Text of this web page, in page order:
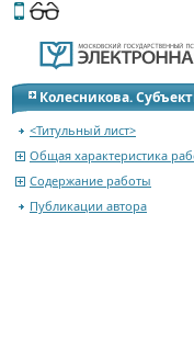
Этот сайт
Колесникова.
<Титульный лист>
Общая характеристика
Содержание работы
Публикации автора